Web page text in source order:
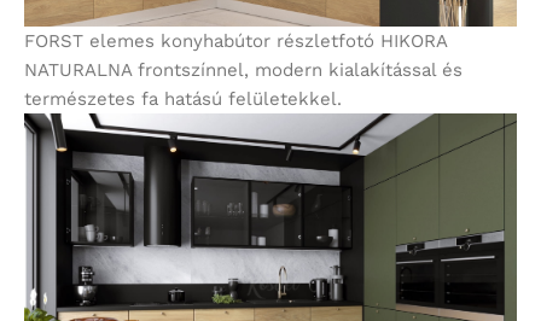
FORST elemes konyhabútor részletfotó HIKORA
NATURALNA frontszínnel, modern kialakítással és
természetes fa hatású felületekkel.